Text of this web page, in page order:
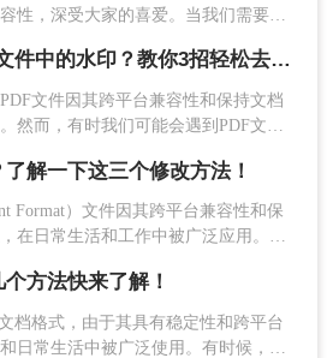
，输入您想要的水印文本或上
性，深受大家的喜爱。当我们需要在
个时候我们可以直接为PDF文件进行
提高文档的整齐性和条理性，又能方
道pdf怎么插入页码？
如何快速去除PDF文件中的水印？教你3招轻松去除！
文件因其跨平台兼容性和保持文档
然而，有时我们可能会遇到PDF文件
验，还可能限制对文档内容的进一步
PDF文件中的水印呢？本文将介绍几
印的方法，帮助您轻松应对这一问
解一下这三个修改方法！
Format）文件因其跨平台兼容性和保
在日常生活和工作中被广泛应用。然
修改呢？本文将详细介绍几种常用的
读者轻松完成编辑任务。
方法快来了解！
档格式，由于其具有稳定性和跨平台
日常生活中被广泛使用。有时候，我